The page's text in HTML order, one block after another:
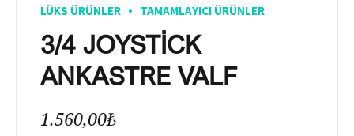
LÜKS ÜRÜNLER TAMAMLAYICI ÜRÜNLER
3/4 JOYSTİCK
ANKASTRE VALF
1.560,00₺